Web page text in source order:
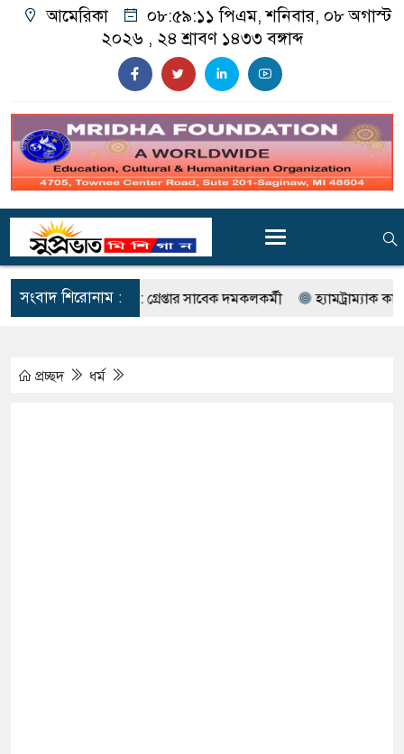
আমেরিকা ০৮:৫৯:১২ পিএম, শনিবার, ০৮ অগাস্ট
২০২৬ , ২৪ শ্রাবণ ১৪৩৩ বঙ্গাব্দ
সংবাদ শিরোনাম :
ও চুরি : গ্রেপ্তার সাবেক দমকলকর্মী হ্যামট্রাম্যাক কাউন্সিলর
প্রচ্ছদ ধর্ম